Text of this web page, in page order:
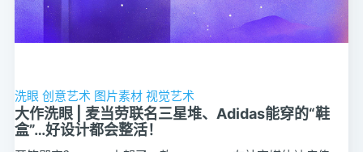
洗眼 创意艺术 图片素材 视觉艺术
大作洗眼 | 麦当劳联名三星堆、Adidas能穿的“鞋
盒”…好设计都会整活！